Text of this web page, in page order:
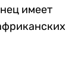
имеет